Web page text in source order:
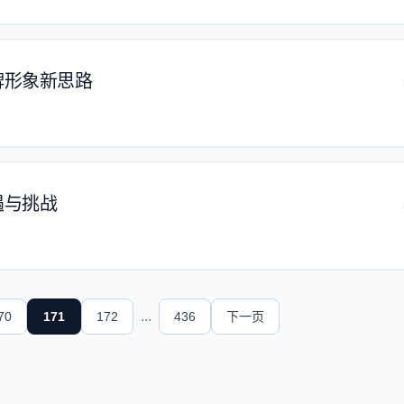
象新思路
挑战
171 172 ... 436 下一页